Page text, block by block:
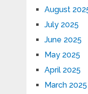
August
July 2025
June 2025
May 2025
April 2025
March 2025